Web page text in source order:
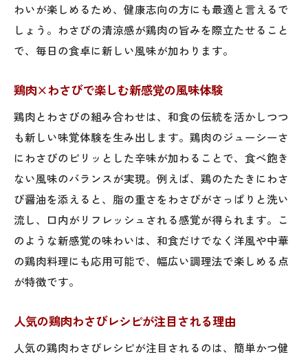
わさびで鶏肉料理に爽快感とヘルシー感を
プラス
鶏肉わさび焼きの魅力と健康効果を深掘り解説
鶏肉わさび焼きで味と健康の両立が叶う理
わさび焼きで引き出す鶏肉の高たんぱく質
効果
鶏肉わさび焼きにおすすめの調理ポイント
解説
人気の鶏肉わさび焼きレシピの選び方
わさびと鶏肉焼きがもたらす爽やかな風味
皮付き鶏肉を選ぶ時の健康リスクと調理ポイン
ト
わいが楽しめるため、健康志向の方にも最適と言えるで
しょう。わさびの清涼感が鶏肉の旨みを際立たせること
で、毎日の食卓に新しい風味が加わります。
鶏肉×わさびで楽しむ新感覚の風味体験
鶏肉とわさびの組み合わせは、和食の伝統を活かしつつ
も新しい味覚体験を生み出します。鶏肉のジューシーさ
にわさびのピリッとした辛味が加わることで、食べ飽き
ない風味のバランスが実現。例えば、鶏のたたきにわさ
び醤油を添えると、脂の重さをわさびがさっぱりと洗い
流し、口内がリフレッシュされる感覚が得られます。こ
のような新感覚の味わいは、和食だけでなく洋風や中華
の鶏肉料理にも応用可能で、幅広い調理法で楽しめる点
が特徴です。
人気の鶏肉わさびレシピが注目される理由
人気の鶏肉わさびレシピが注目されるのは、簡単かつ健